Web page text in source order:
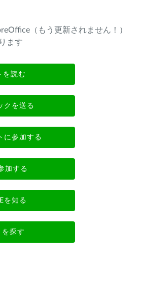
（もう更新されません！）
ます
を読む
クを送る
に参加する
加する
を知る
を探す